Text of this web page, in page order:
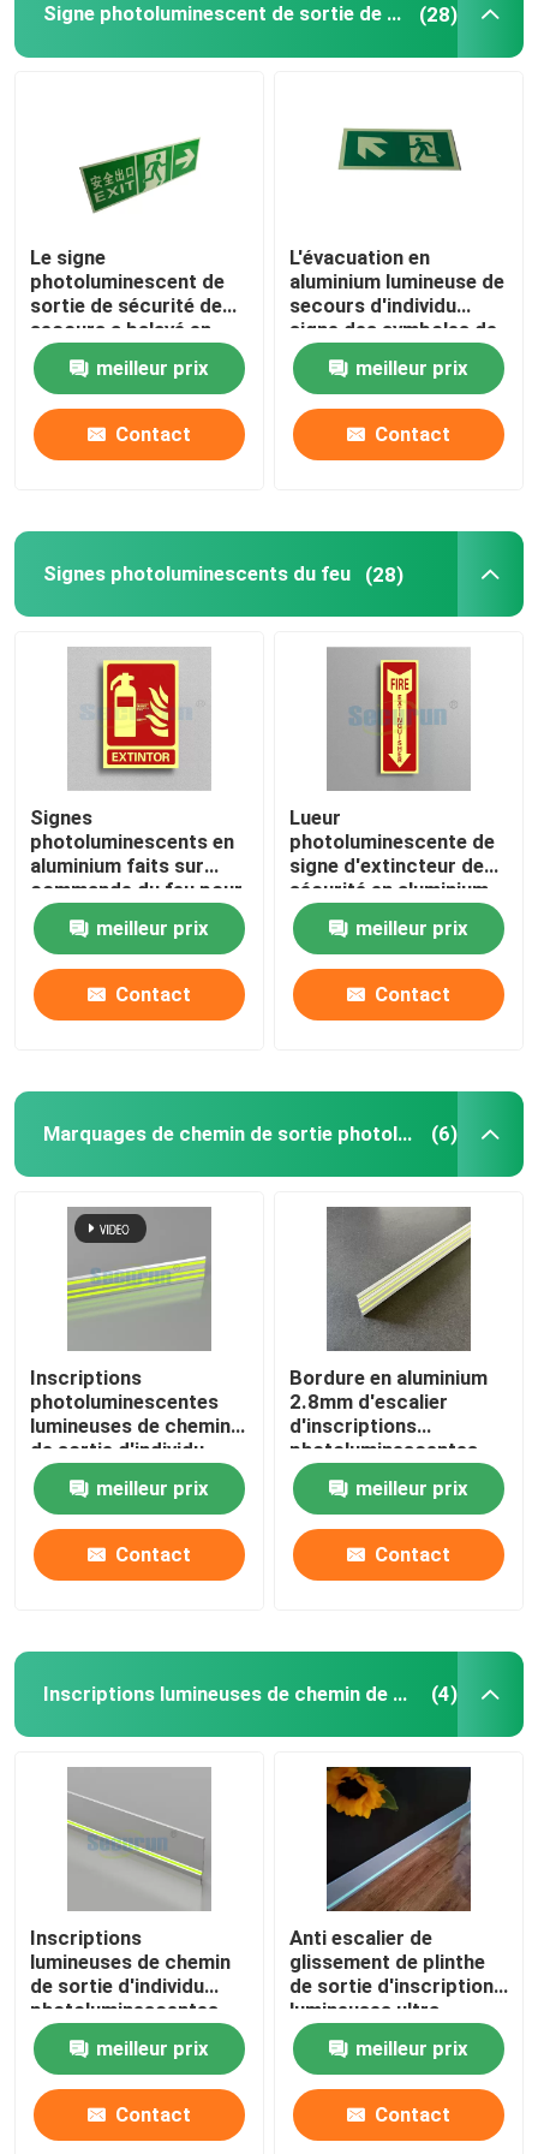
Panneau réfléchissant personnalisé
Numéros de maison réfléchis
Signe photoluminescent de sortie de sécurité (28)
Le signe
photoluminescent de
sortie de sécurité de
secours a balayé en
aluminium
meilleur prix
Contact
L'évacuation en
aluminium lumineuse de
secours d'individu
signe des symboles de
plan de sortie de
secoursmeilleur prix
Contact
Signes photoluminescents du feu (28)
Signes
photoluminescents en
aluminium faits sur
commande du feu pour
l'extincteur
meilleur prix
Contact
Lueur
photoluminescente de
signe d'extincteur de
sécurité en aluminium
de rectangle dans
l'obscuritémeilleur prix
Contact
Marquages ​​de chemin de sortie photoluminescents (6)
Inscriptions
photoluminescentes
lumineuses de chemin
de sortie d'individu
pour le guide de paroi
latérale de sortie
d'hôpital
meilleur prix
Contact
Bordure en aluminium
2.8mm d'escalier
d'inscriptions
photoluminescentes
d'escalier d'OEM
meilleur prix
Contact
Inscriptions lumineuses de chemin de sortie (4)
Inscriptions
lumineuses de chemin
de sortie d'individu
photoluminescentes
pour des tuiles
meilleur prix
Contact
Anti escalier de
glissement de plinthe
de sortie d'inscriptions
lumineuses ultra
minces de chemin
flairant l'ODM jaune
meilleur prix
Contact